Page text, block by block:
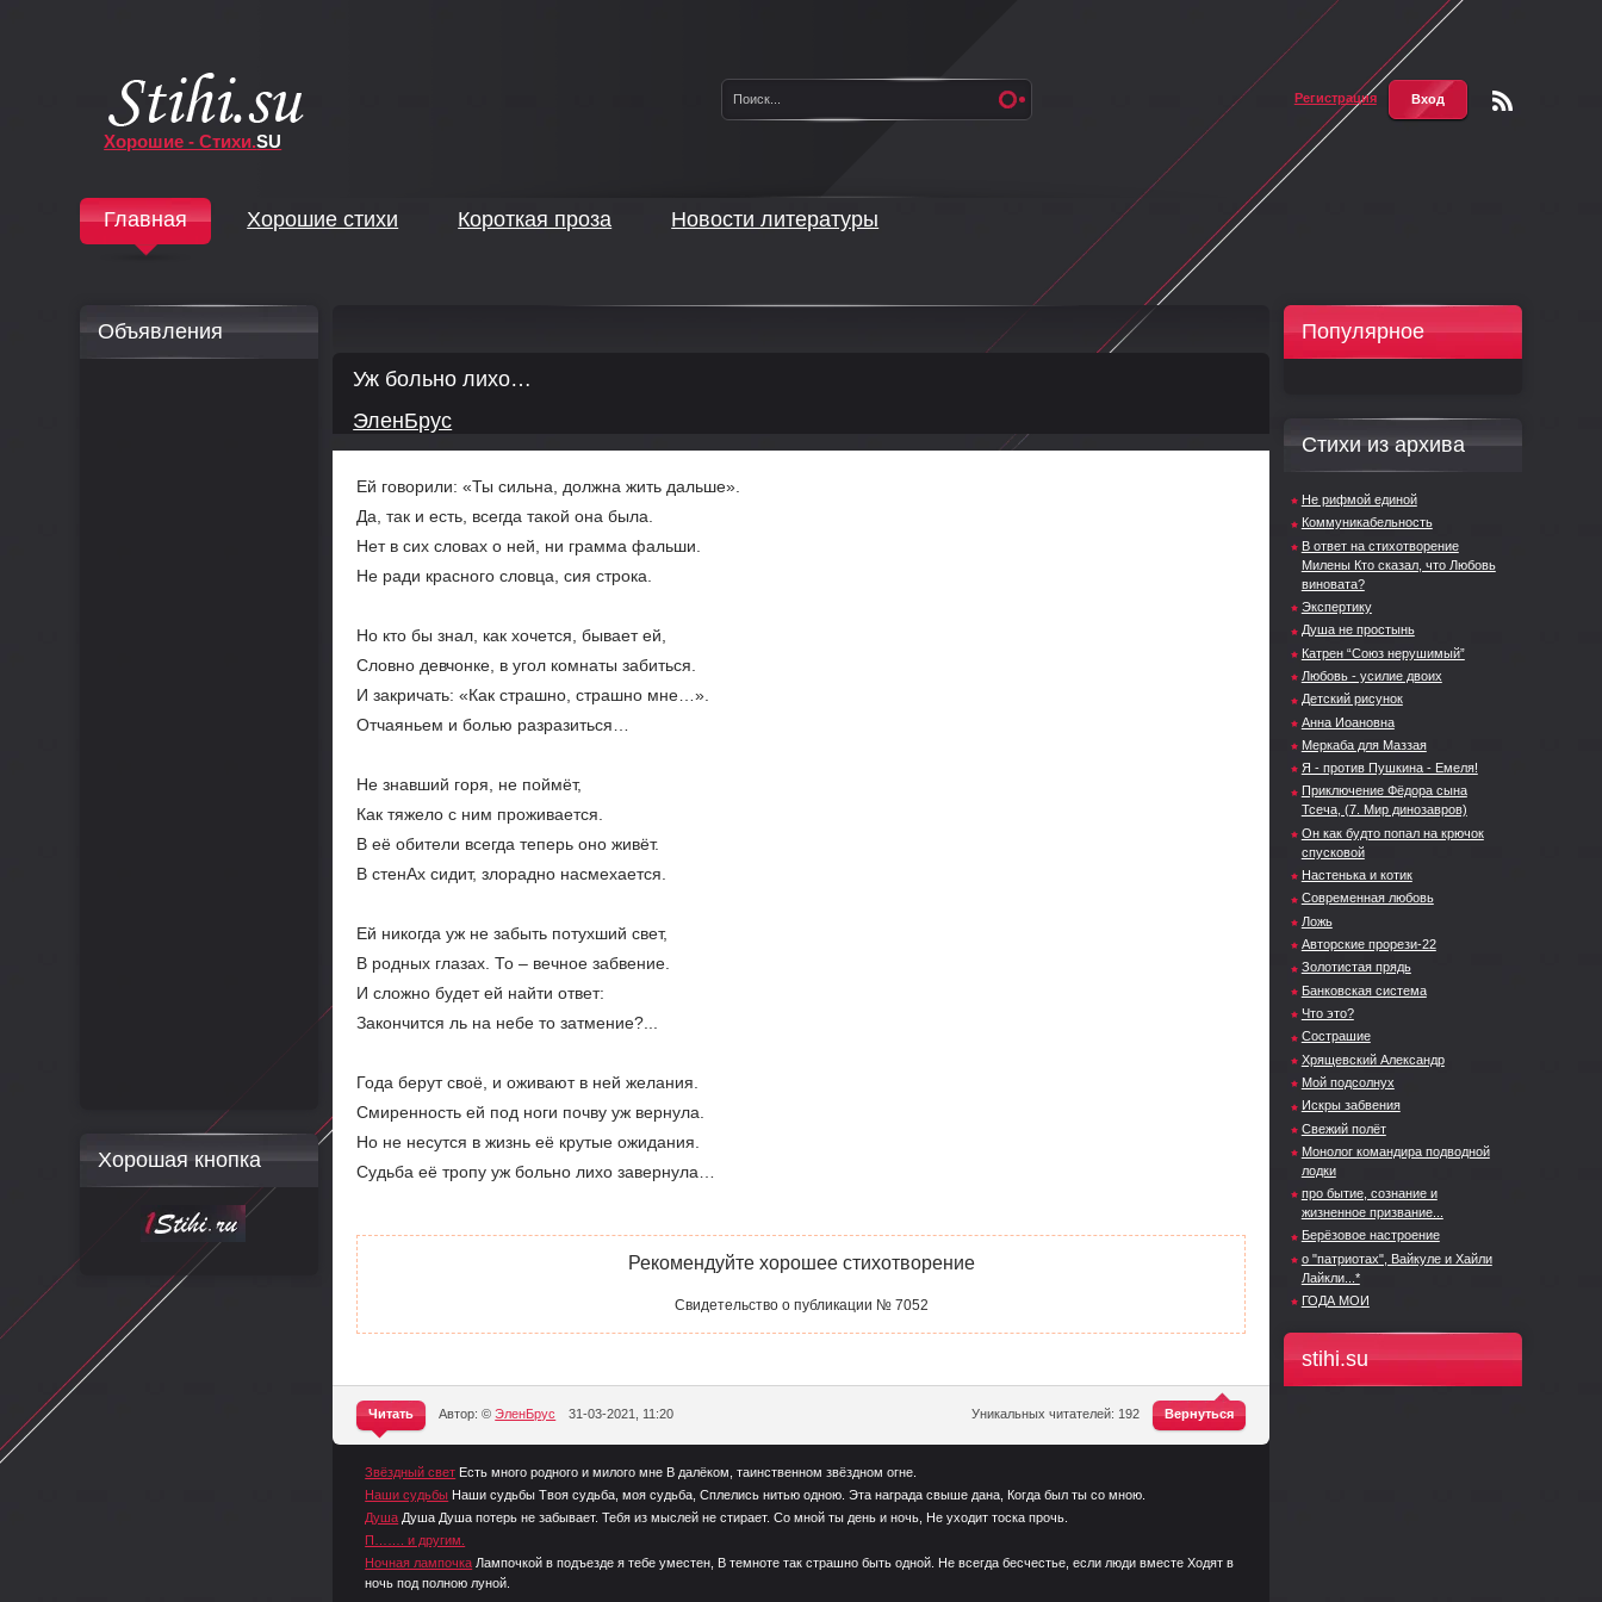
Хорошие - Стихи.SU
Регистрация Вход
Главная Хорошие стихи Короткая проза Новости литературы
Уж больно лихо…
ЭленБрус
Ей говорили: «Ты сильна, должна жить дальше».
Да, так и есть, всегда такой она была.
Нет в сих словах о ней, ни грамма фальши.
Не ради красного словца, сия строка.
Но кто бы знал, как хочется, бывает ей,
Словно девчонке, в угол комнаты забиться.
И закричать: «Как страшно, страшно мне…».
Отчаяньем и болью разразиться…
Не знавший горя, не поймёт,
Как тяжело с ним проживается.
В её обители всегда теперь оно живёт.
В стенАх сидит, злорадно насмехается.
Ей никогда уж не забыть потухший свет,
В родных глазах. То – вечное забвение.
И сложно будет ей найти ответ:
Закончится ль на небе то затмение?...
Года берут своё, и оживают в ней желания.
Смиренность ей под ноги почву уж вернула.
Но не несутся в жизнь её крутые ожидания.
Судьба её тропу уж больно лихо завернула…
Рекомендуйте хорошее стихотворение
Свидетельство о публикации № 7052
Вернуться
Уникальных читателей: 192
Читать
^
Автор: ©ЭленБрус 31-03-2021, 11:20
Звёздный свет Есть много родного и милого мне В далёком, таинственном звёздном огне.
Наши судьбы Наши судьбы Твоя судьба, моя судьба, Сплелись нитью одною. Эта награда свыше дана, Когда был ты со мною.
Душа Душа Душа потерь не забывает. Тебя из мыслей не стирает. Со мной ты день и ночь, Не уходит тоска прочь.
П……. и другим.
Ночная лампочка Лампочкой в подъезде я тебе уместен, В темноте так страшно быть одной. Не всегда бесчестье, если люди вместе Ходят в
ночь под полною луной.
Популярное
Стихи из архива
Не рифмой единой
Коммуникабельность
В ответ на стихотворение
Милены Кто сказал, что Любовь
виновата?
Экспертику
Душа не простынь
Катрен “Союз нерушимый”
Любовь - усилие двоих
Детский рисунок
Анна Иоановна
Меркаба для Маззая
Я - против Пушкина - Емеля!
Приключение Фёдора сына
Тсеча, (7. Мир динозавров)
Он как будто попал на крючок
спусковой
Настенька и котик
Современная любовь
Ложь
Авторские прорези-22
Золотистая прядь
Банковская система
Что это?
Сострашие
Хрящевский Александр
Мой подсолнух
Искры забвения
Свежий полёт
Монолог командира подводной
лодки
про бытие, сознание и
жизненное призвание...
Берёзовое настроение
о "патриотах", Вайкуле и Хайли
Лайкли...*
ГОДА МОИ
stihi.su
Объявления
Хорошая кнопка